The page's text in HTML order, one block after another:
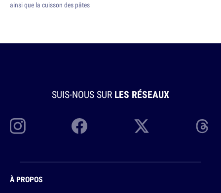
ainsi que la cuisson des pâtes
SUIS-NOUS SUR LES RÉSEAUX
À PROPOS